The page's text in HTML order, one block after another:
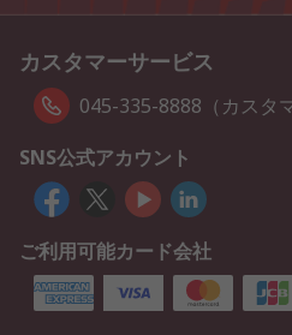
カスタマーサービス
045-335-8888（カスタ
SNS公式アカウント
ご利用可能カード会社